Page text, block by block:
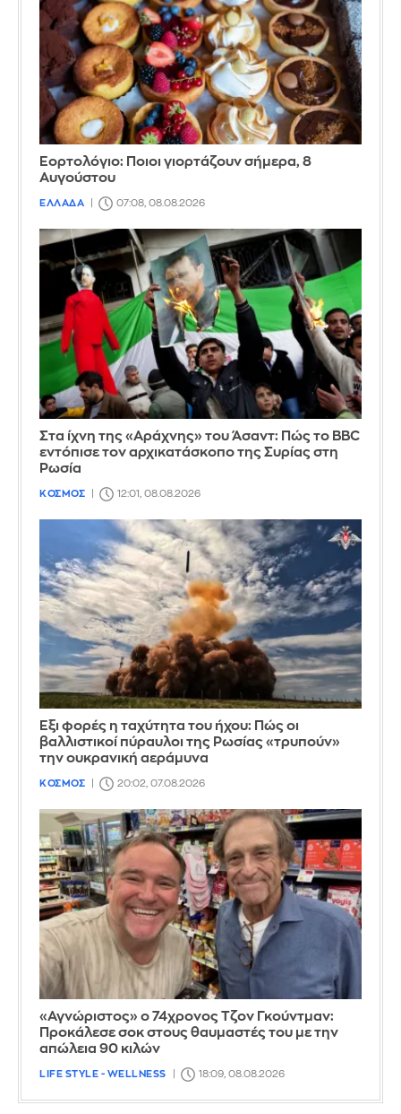
Εορτολόγιο: Ποιοι γιορτάζουν σήμερα, 8
Αυγούστου
ΕΛΛΑΔΑ 07:08, 08.08.2026
Στα ίχνη της «Αράχνης» του Άσαντ: Πώς το BBC
εντόπισε τον αρχικατάσκοπο της Συρίας στη
Ρωσία
ΚΟΣΜΟΣ 12:01, 08.08.2026
Έξι φορές η ταχύτητα του ήχου: Πώς οι
βαλλιστικοί πύραυλοι της Ρωσίας «τρυπούν»
την ουκρανική αεράμυνα
ΚΟΣΜΟΣ 20:02, 07.08.2026
«Αγνώριστος» ο 74χρονος Τζον Γκούντμαν:
Προκάλεσε σοκ στους θαυμαστές του με την
απώλεια 90 κιλών
LIFE STYLE - WELLNESS 18:09, 08.08.2026